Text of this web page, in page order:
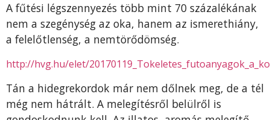
A fűtési légszennyezés több mint 70 százalékának
nem a szegénység az oka, hanem az ismerethiány,
a felelőtlenség, a nemtörődömség.
http://hvg.hu/elet/
Tán a hidegrekordok már nem dőlnek meg, de a tél
még nem hátrált. A melegítésről belülről is